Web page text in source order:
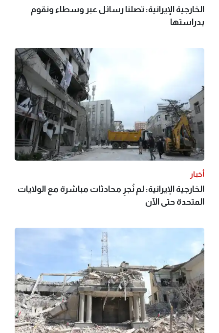
الخارجية الإيرانية: تصلنا رسائل عبر وسطاء ونقوم
بدراستها
أخبار
الخارجية الإيرانية: لم نُجرِ محادثات مباشرة مع الولايات
المتحدة حتى الآن